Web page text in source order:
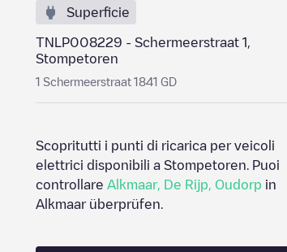
Superficie
TNLP008229 - Schermeerstraat 1,
Stompetoren
1 Schermeerstraat 1841 GD
Scopritutti i punti di ricarica per veicoli
elettrici disponibili a Stompetoren . Puoi
controllare Alkmaar, De Rijp Oudorp in
Alkmaarüberprüfen.